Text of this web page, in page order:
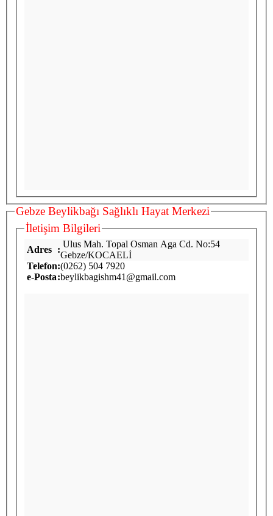
Gebze Beylikbağı Sağlıklı Hayat Merkezi
İletişim Bilgileri
Adres :
Ulus Mah. Topal Osman Aga Cd. No:54
Gebze/KOCAELİ
Telefon:(0262) 504 7920
e-Posta:beylikbagishm41@gmail.com